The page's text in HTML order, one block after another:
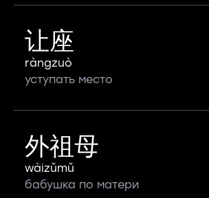
让座
ràngzuò
уступать место
外祖母
wàizǔmǔ
бабушка по матери